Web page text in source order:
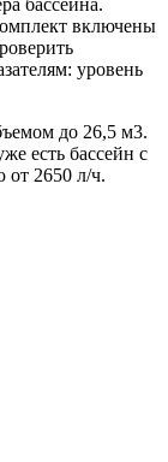
включены
уровень
до 26,5 м3.
есть бассейн с
от 2650 л/ч.